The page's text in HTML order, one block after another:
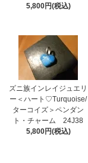
5,800円(税込)
ズニ族インレイジュエリ
ー＜ハート♡Turquoise/
ターコイズ＞ペンダン
ト・チャーム 24J38
5,800円(税込)